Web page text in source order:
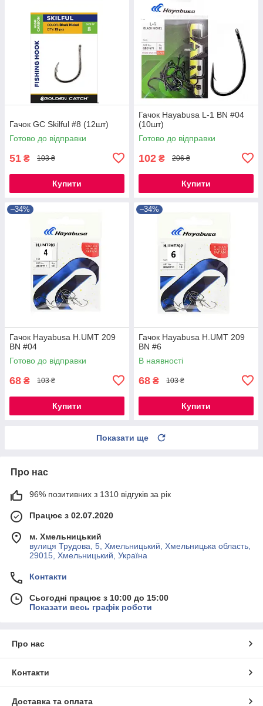
Гачок GC Skilful #8 (12шт)
Готово до відправки
51 ₴ 103 ₴
Купити
Гачок Hayabusa L-1 BN #04
(10шт)
Готово до відправки
102 ₴ 206 ₴
Купити
–34%
Гачок Hayabusa H.UMT 209
BN #04
Готово до відправки
68 ₴ 103 ₴
Купити
–34%
Гачок Hayabusa H.UMT 209
BN #6
В наявності
68 ₴ 103 ₴
Купити
Показати ще
Про нас
96% позитивних з 1310 відгуків за рік
Працює з 02.07.2020
м. Хмельницький
вулиця Трудова, 5, Хмельницький, Хмельницька область,
29015, Хмельницький, Україна
Контакти
Сьогодні працює з 10:00 до 15:00
Показати весь графік роботи
Про нас
Контакти
Доставка та оплата